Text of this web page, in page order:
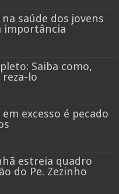
saúde dos jovens
importância
Saiba como,
lo
excesso é pecado
estreia quadro
do Pe. Zezinho